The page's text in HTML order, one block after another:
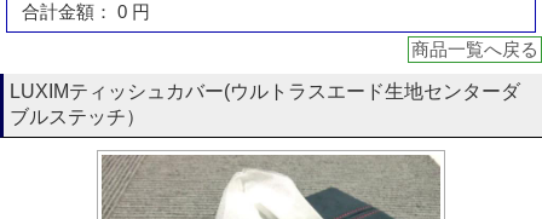
合計金額： 0 円
商品一覧へ戻る
LUXIMティッシュカバー(ウルトラスエード生地センターダ
ブルステッチ）